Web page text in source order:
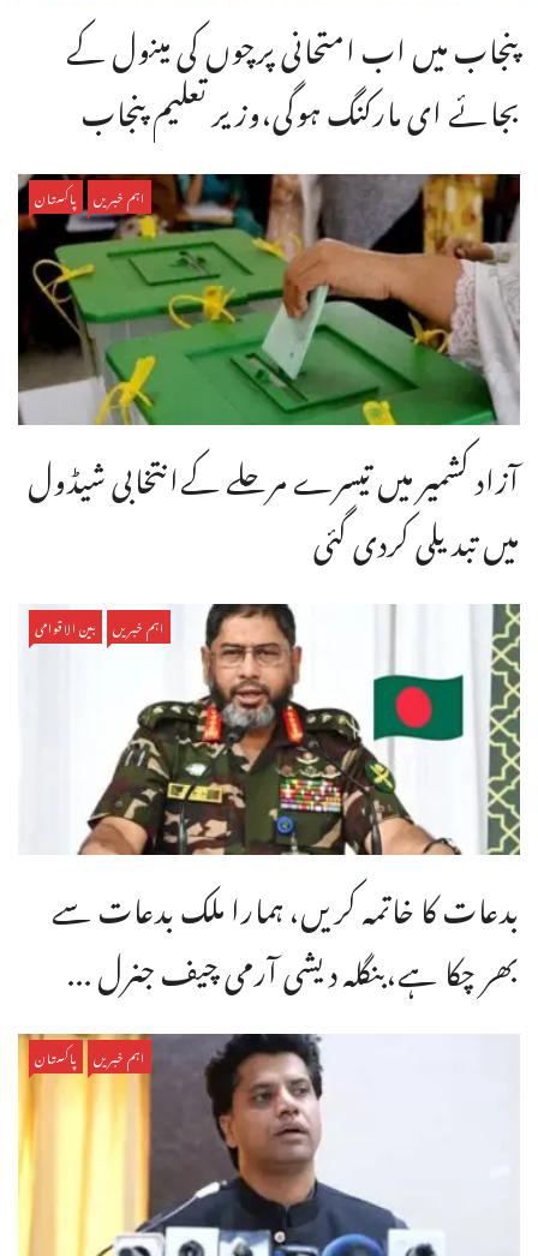
پنجاب میں اب امتحانی پرچوں کی مینول کے
بجائے ای مارکنگ ہوگی،وزیر تعلیم پنجاب
اہم خبریں پاکستان
آزاد کشمیر میں تیسرے مرحلے کےانتخابی شیڈول
میں تبدیلی کردی گئی
اہم خبریں بین الاقوامی
بدعات کا خاتمہ کریں، ہمارا ملک بدعات سے
بھر چکا ہے،بنگله دیشی آرمی چیف جنرل ...
اہم خبریں پاکستان